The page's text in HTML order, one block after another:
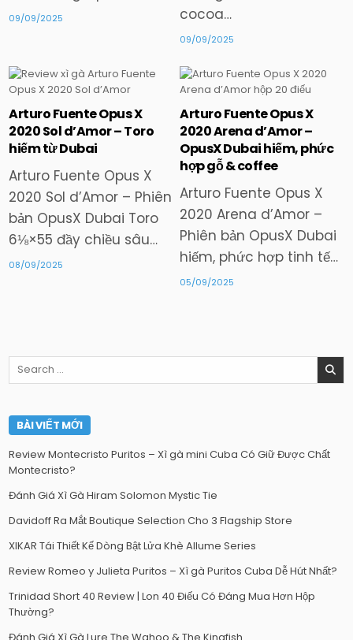
09/09/2025
cocoa…
09/09/2025
Posted
in
Arturo Fuente Opus X
2020 Sol d’Amor – Toro
hiếm từ Dubai
Arturo Fuente Opus X
2020 Sol d’Amor – Phiên
bản OpusX Dubai Toro
6⅛×55 đầy chiều sâu…
08/09/2025
Posted
in
Arturo Fuente Opus X
2020 Arena d’Amor –
OpusX Dubai hiếm, phức
hợp gỗ & coffee
Arturo Fuente Opus X
2020 Arena d’Amor –
Phiên bản OpusX Dubai
hiếm, phức hợp tinh tế…
05/09/2025
Search
BÀI VIẾT MỚI
Review Montecristo Puritos – Xì gà mini Cuba Có Giữ Được Chất
Montecristo?
Đánh Giá Xì Gà Hiram Solomon Mystic Tie
Davidoff Ra Mắt Boutique Selection Cho 3 Flagship Store
XIKAR Tái Thiết Kế Dòng Bật Lửa Khè Allume Series
Review Romeo y Julieta Puritos – Xì gà Puritos Cuba Dễ Hút Nhất?
Trinidad Short 40 Review | Lon 40 Điếu Có Đáng Mua Hơn Hộp
Thường?
Đánh Giá Xì Gà Lure The Wahoo & The Kingfish